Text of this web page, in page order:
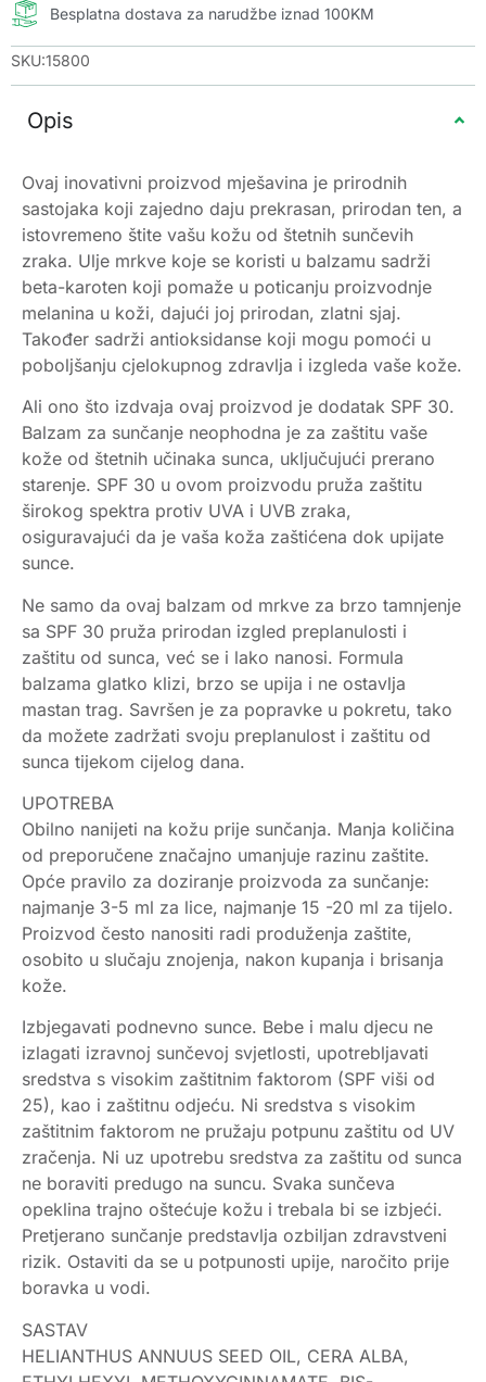
Besplatna dostava za narudžbe iznad 100KM
SKU:15800
Opis
Ovaj inovativni proizvod mješavina je prirodnih
sastojaka koji zajedno daju prekrasan, prirodan ten, a
istovremeno štite vašu kožu od štetnih sunčevih
zraka. Ulje mrkve koje se koristi u balzamu sadrži
beta-karoten koji pomaže u poticanju proizvodnje
melanina u koži, dajući joj prirodan, zlatni sjaj.
Također sadrži antioksidanse koji mogu pomoći u
poboljšanju cjelokupnog zdravlja i izgleda vaše kože.
Ali ono što izdvaja ovaj proizvod je dodatak SPF 30.
Balzam za sunčanje neophodna je za zaštitu vaše
kože od štetnih učinaka sunca, uključujući prerano
starenje. SPF 30 u ovom proizvodu pruža zaštitu
širokog spektra protiv UVA i UVB zraka,
osiguravajući da je vaša koža zaštićena dok upijate
sunce.
Ne samo da ovaj balzam od mrkve za brzo tamnjenje
sa SPF 30 pruža prirodan izgled preplanulosti i
zaštitu od sunca, već se i lako nanosi. Formula
balzama glatko klizi, brzo se upija i ne ostavlja
mastan trag. Savršen je za popravke u pokretu, tako
da možete zadržati svoju preplanulost i zaštitu od
sunca tijekom cijelog dana.
UPOTREBA
Obilno nanijeti na kožu prije sunčanja. Manja količina
od preporučene značajno umanjuje razinu zaštite.
Opće pravilo za doziranje proizvoda za sunčanje:
najmanje 3-5 ml za lice, najmanje 15 -20 ml za tijelo.
Proizvod često nanositi radi produženja zaštite,
osobito u slučaju znojenja, nakon kupanja i brisanja
kože.
Izbjegavati podnevno sunce. Bebe i malu djecu ne
izlagati izravnoj sunčevoj svjetlosti, upotrebljavati
sredstva s visokim zaštitnim faktorom (SPF viši od
25), kao i zaštitnu odjeću. Ni sredstva s visokim
zaštitnim faktorom ne pružaju potpunu zaštitu od UV
zračenja. Ni uz upotrebu sredstva za zaštitu od sunca
ne boraviti predugo na suncu. Svaka sunčeva
opeklina trajno oštećuje kožu i trebala bi se izbjeći.
Pretjerano sunčanje predstavlja ozbiljan zdravstveni
rizik. Ostaviti da se u potpunosti upije, naročito prije
boravka u vodi.
SASTAV
HELIANTHUS ANNUUS SEED OIL, CERA ALBA,